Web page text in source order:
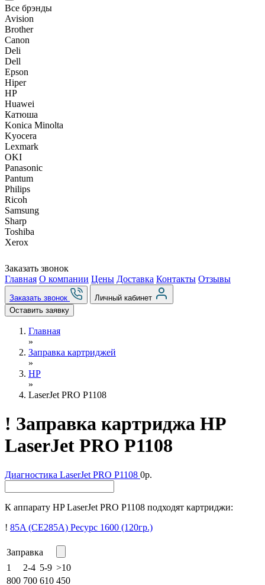
Все брэнды
Avision
Brother
Canon
Deli
Dell
Epson
Hiper
HP
Huawei
Катюша
Konica Minolta
Kyocera
Lexmark
OKI
Panasonic
Pantum
Philips
Ricoh
Samsung
Sharp
Toshiba
Xerox
Заказать звонок
Главная О компании Цены Доставка Контакты Отзывы
Заказать звонок
Личный кабинет
Оставить заявку
Главная
»
Заправка картриджей
»
HP
»
LaserJet PRO P1108
! Заправка картриджа HP
LaserJet PRO P1108
Диагностика LaserJet PRO P1108 0р.
К аппарату HP LaserJet PRO P1108 подходят картриджи:
! 85A (CE285A) Ресурс 1600 (120гр.)
Заправка
1
2-4 5-9 >10
800 700 610 450